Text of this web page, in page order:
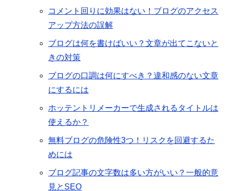
コメント回りに効果はない！ブログのアクセス
アップ方法の誤解
ブログは何を書けばいい？文章が出てこないと
きの対策
ブログの口調は何にすべき？違和感のない文章
にするには
ホッテントリメーカーで生成されるタイトルは
使えるか？
無料ブログの危険性3つ！リスクを回避するた
めには
ブログ記事の文字数は多い方がいい？一般的意
見とSEO